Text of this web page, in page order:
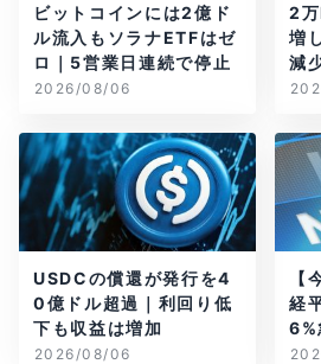
ビットコインには2億ド
ル流入もソラナETFはゼ
ロ｜5営業日連続で停止
2026/08/06
2
増
減
USDCの償還が発行を4
0億ドル超過｜利回り低
下も収益は増加
2026/08/06
【
経
6%
念